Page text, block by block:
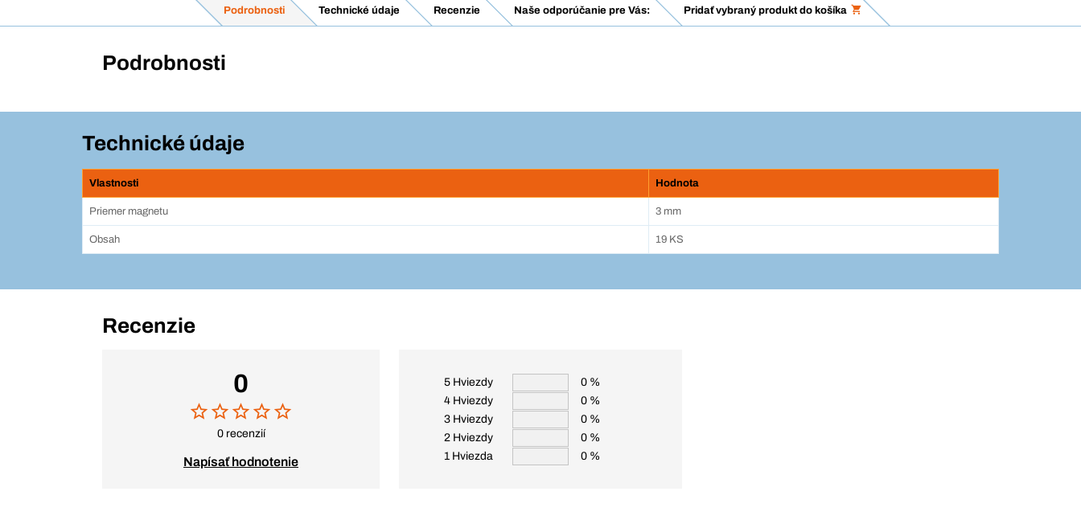
Podrobnosti Technické údaje Recenzie Naše odporúčanie pre Vás: Pridať vybraný produkt do košíka
Podrobnosti
Technické údaje
Vlastnosti Hodnota
Priemer magnetu 3 mm
Obsah 19 KS
Recenzie
0
0 recenzií
Napísať hodnotenie
5 Hviezdy
0 %
4 Hviezdy
0 %
3 Hviezdy
0 %
2 Hviezdy
0 %
1 Hviezda
0 %